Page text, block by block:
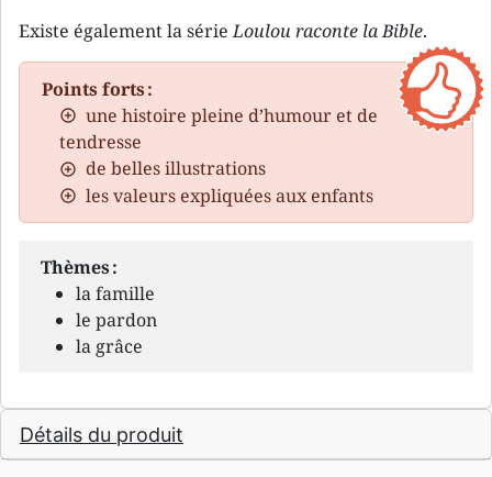
Existe également la sérieLoulou raconte la Bible.
Points forts :
une histoire pleine d’humour et de
tendresse
de belles illustrations
les valeurs expliquées aux enfants
Thèmes :
la famille
le pardon
la grâce
Détails du produit